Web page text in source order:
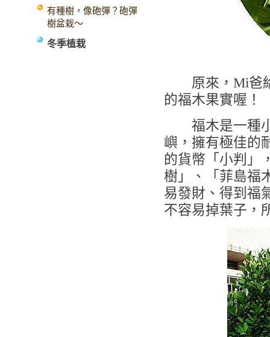
有種樹，像砲彈？砲彈
樹盆栽～
冬季植栽
原來，Mi爸給
的福木果實喔！
福木是一種小
嶼，擁有極佳的
的貨幣「小判」
樹」、「菲島福
易發財、得到福
不容易掉葉子，